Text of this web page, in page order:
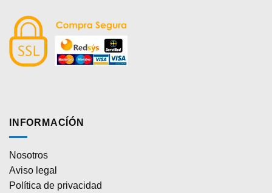
INFORMACÍÓN
Nosotros
Aviso legal
Política de privacidad